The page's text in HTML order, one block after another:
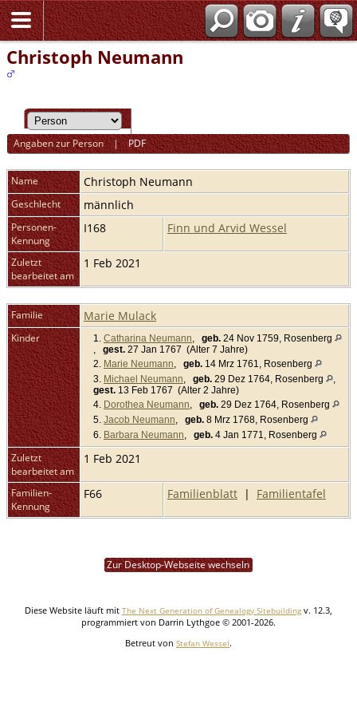
Christoph Neumann
Angaben zur Person|PDF
Name Christoph Neumann
Geschlecht männlich
Personen-
Kennung
I168 Finn und Arvid Wessel
Zuletzt
bearbeitet am
1 Feb 2021
Familie Marie Mulack
Kinder 1. Catharina Neumann, geb. 24 Nov 1759, Rosenberg
, gest. 27 Jan 1767 (Alter 7 Jahre)
2. Marie Neumann, geb. 14 Mrz 1761, Rosenberg
3. Michael Neumann, geb. 29 Dez 1764, Rosenberg
,
gest. 13 Feb 1767 (Alter 2 Jahre)
4. Dorothea Neumann, geb. 29 Dez 1764, Rosenberg
5. Jacob Neumann, geb. 8 Mrz 1768, Rosenberg
6. Barbara Neumann, geb. 4 Jan 1771, Rosenberg
Zuletzt
bearbeitet am
1 Feb 2021
Familien-
Kennung
F66 Familienblatt | Familientafel
Zur Desktop-Webseite wechseln
Diese Website läuft mit The Next Generation of Genealogy Sitebuilding v. 12.3,
programmiert von Darrin Lythgoe © 2001-2026.
Betreut von Stefan Wessel.